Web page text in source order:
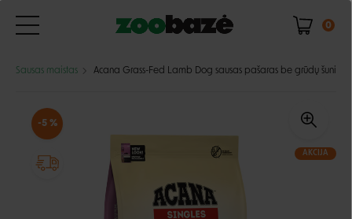
0
Sausas maistas Acana Grass-Fed Lamb Dog sausas pašaras be grūdų šunims
AKCIJA
-5 %